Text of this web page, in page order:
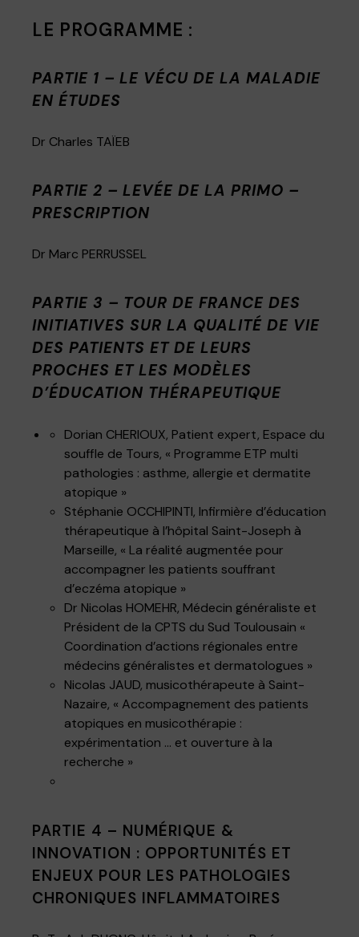
LE PROGRAMME :
PARTIE 1 – LE VÉCU DE LA MALADIE
EN ÉTUDES
Dr Charles TAÏEB
PARTIE 2 – LEVÉE DE LA PRIMO –
PRESCRIPTION
Dr Marc PERRUSSEL
PARTIE 3 – TOUR DE FRANCE DES
INITIATIVES SUR LA QUALITÉ DE VIE
DES PATIENTS ET DE LEURS
PROCHES ET LES MODÈLES
D’ÉDUCATION THÉRAPEUTIQUE
Dorian CHERIOUX, Patient expert, Espace du
souffle de Tours, « Programme ETP multi
pathologies : asthme, allergie et dermatite
atopique »
Stéphanie OCCHIPINTI, Infirmière d’éducation
thérapeutique à l’hôpital Saint-Joseph à
Marseille, « La réalité augmentée pour
accompagner les patients souffrant
d’eczéma atopique »
Dr Nicolas HOMEHR, Médecin généraliste et
Président de la CPTS du Sud Toulousain «
Coordination d’actions régionales entre
médecins généralistes et dermatologues »
Nicolas JAUD, musicothérapeute à Saint-
Nazaire, « Accompagnement des patients
atopiques en musicothérapie :
expérimentation … et ouverture à la
recherche »
PARTIE 4 – NUMÉRIQUE &
INNOVATION : OPPORTUNITÉS ET
ENJEUX POUR LES PATHOLOGIES
CHRONIQUES INFLAMMATOIRES